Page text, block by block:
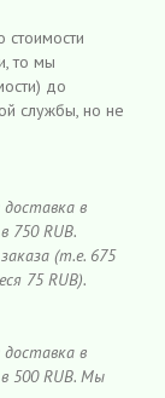
стоимости
то мы
до
службы, но не
доставка в
750 RUB.
(т.е. 675
75 RUB).
доставка в
500 RUB. Мы